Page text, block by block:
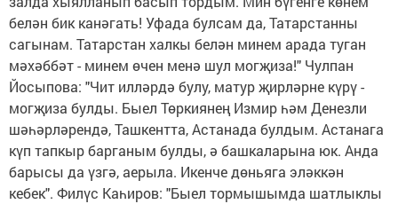
белән бик канәгать! Уфада булсам да, Татарстанны
сагынам. Татарстан халкы белән минем арада туган
мәхәббәт - минем өчен менә шул могҗиза!" Чулпан
Йосыпова: "Чит илләрдә булу, матур җирләрне күрү -
могҗиза булды. Быел Төркиянең Измир һәм Денезли
шәһәрләрендә, Ташкентта, Астанада булдым. Астанага
күп тапкыр барганым булды, ә башкаларына юк. Анда
барысы да үзгә, аерыла. Икенче дөньяга эләккән
кебек". Филүс Каһиров: "Быел тормышымда шатлыклы